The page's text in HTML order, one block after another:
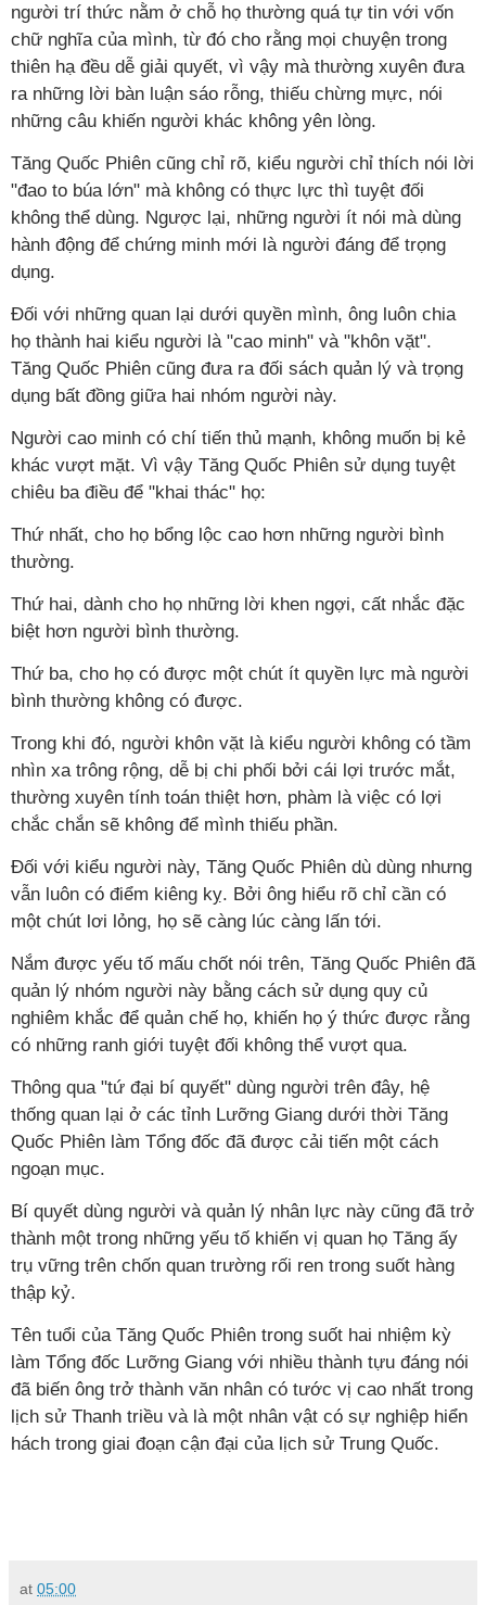
người trí thức nằm ở chỗ họ thường quá tự tin với vốn
chữ nghĩa của mình, từ đó cho rằng mọi chuyện trong
thiên hạ đều dễ giải quyết, vì vậy mà thường xuyên đưa
ra những lời bàn luận sáo rỗng, thiếu chừng mực, nói
những câu khiến người khác không yên lòng.
Tăng Quốc Phiên cũng chỉ rõ, kiểu người chỉ thích nói lời
"đao to búa lớn" mà không có thực lực thì tuyệt đối
không thể dùng. Ngược lại, những người ít nói mà dùng
hành động để chứng minh mới là người đáng để trọng
dụng.
Đối với những quan lại dưới quyền mình, ông luôn chia
họ thành hai kiểu người là "cao minh" và "khôn vặt".
Tăng Quốc Phiên cũng đưa ra đối sách quản lý và trọng
dụng bất đồng giữa hai nhóm người này.
Người cao minh có chí tiến thủ mạnh, không muốn bị kẻ
khác vượt mặt. Vì vậy Tăng Quốc Phiên sử dụng tuyệt
chiêu ba điều để "khai thác" họ:
Thứ nhất, cho họ bổng lộc cao hơn những người bình
thường.
Thứ hai, dành cho họ những lời khen ngợi, cất nhắc đặc
biệt hơn người bình thường.
Thứ ba, cho họ có được một chút ít quyền lực mà người
bình thường không có được.
Trong khi đó, người khôn vặt là kiểu người không có tầm
nhìn xa trông rộng, dễ bị chi phối bởi cái lợi trước mắt,
thường xuyên tính toán thiệt hơn, phàm là việc có lợi
chắc chắn sẽ không để mình thiếu phần.
Đối với kiểu người này, Tăng Quốc Phiên dù dùng nhưng
vẫn luôn có điểm kiêng kỵ. Bởi ông hiểu rõ chỉ cần có
một chút lơi lỏng, họ sẽ càng lúc càng lấn tới.
Nắm được yếu tố mấu chốt nói trên, Tăng Quốc Phiên đã
quản lý nhóm người này bằng cách sử dụng quy củ
nghiêm khắc để quản chế họ, khiến họ ý thức được rằng
có những ranh giới tuyệt đối không thể vượt qua.
Thông qua "tứ đại bí quyết" dùng người trên đây, hệ
thống quan lại ở các tỉnh Lưỡng Giang dưới thời Tăng
Quốc Phiên làm Tổng đốc đã được cải tiến một cách
ngoạn mục.
Bí quyết dùng người và quản lý nhân lực này cũng đã trở
thành một trong những yếu tố khiến vị quan họ Tăng ấy
trụ vững trên chốn quan trường rối ren trong suốt hàng
thập kỷ.
Tên tuổi của Tăng Quốc Phiên trong suốt hai nhiệm kỳ
làm Tổng đốc Lưỡng Giang với nhiều thành tựu đáng nói
đã biến ông trở thành văn nhân có tước vị cao nhất trong
lịch sử Thanh triều và là một nhân vật có sự nghiệp hiển
hách trong giai đoạn cận đại của lịch sử Trung Quốc.
at 05:00